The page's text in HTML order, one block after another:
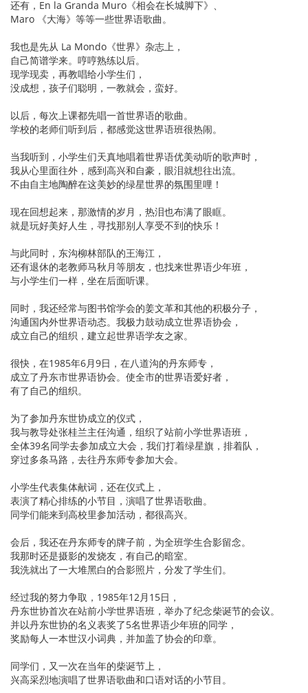
还有，En la Granda Muro《相会在长城脚下》、
Maro 《大海》等等一些世界语歌曲。
我也是先从 La Mondo《世界》杂志上，
自己简谱学来。哼哼熟练以后。
现学现卖，再教唱给小学生们，
没成想，孩子们聪明，一教就会，蛮好。
以后，每次上课都先唱一首世界语的歌曲。
学校的老师们听到后，都感觉这世界语班很热闹。
当我听到，小学生们天真地唱着世界语优美动听的歌声时，
我从心里面往外，感到高兴和自豪，眼泪就想往出流。
不由自主地陶醉在这美妙的绿星世界的氛围里哩！
现在回想起来，那激情的岁月，热泪也布满了眼眶。
就是玩好美好人生，寻找那别人享受不到的快乐！
与此同时，东沟柳林部队的王海江，
还有退休的老教师马秋月等朋友，也找来世界语少年班，
与小学生们一样，坐在后面听课。
同时，我还经常与图书馆学会的姜文革和其他的积极分子，
沟通国内外世界语动态。我极力鼓动成立世界语协会，
成立自己的组织，建立起世界语学友之家。
很快，在1985年6月9日，在八道沟的丹东师专，
成立了丹东市世界语协会。使全市的世界语爱好者，
有了自己的组织。
为了参加丹东世协成立的仪式，
我与教导处张桂兰主任沟通，组织了站前小学世界语班，
全体39名同学去参加成立大会，我们打着绿星旗，排着队，
穿过多条马路，去往丹东师专参加大会。
小学生代表集体献词，还在仪式上，
表演了精心排练的小节目，演唱了世界语歌曲。
同学们能来到高校里参加活动，都很高兴。
会后，我还在丹东师专的牌子前，为全班学生合影留念。
我那时还是摄影的发烧友，有自己的暗室。
我洗就出了一大堆黑白的合影照片，分发了学生们。
经过我的努力争取，1985年12月15日，
丹东世协首次在站前小学世界语班，举办了纪念柴诞节的会议。
并以丹东世协的名义表奖了5名世界语少年班的同学，
奖励每人一本世汉小词典，并加盖了协会的印章。
同学们，又一次在当年的柴诞节上，
兴高采烈地演唱了世界语歌曲和口语对话的小节目。